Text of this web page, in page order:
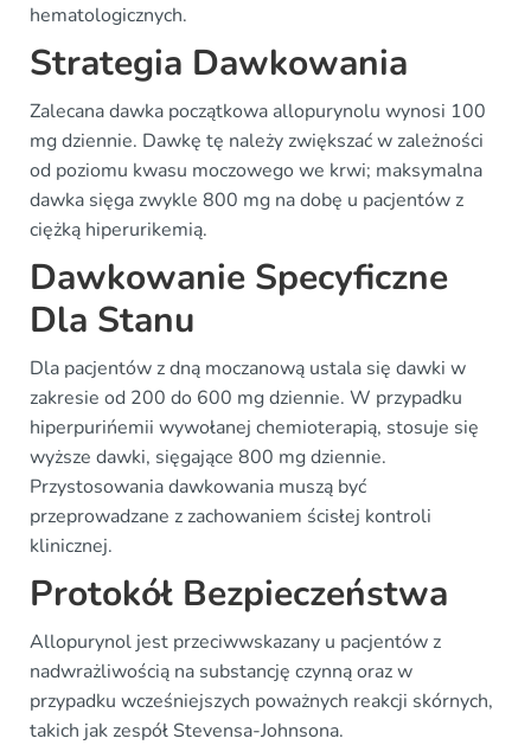
hematologicznych.
Strategia Dawkowania
Zalecana dawka początkowa allopurynolu wynosi 100
mg dziennie. Dawkę tę należy zwiększać w zależności
od poziomu kwasu moczowego we krwi; maksymalna
dawka sięga zwykle 800 mg na dobę u pacjentów z
ciężką hiperurikemią.
Dawkowanie Specyficzne
Dla Stanu
Dla pacjentów z dną moczanową ustala się dawki w
zakresie od 200 do 600 mg dziennie. W przypadku
hiperpurińemii wywołanej chemioterapią, stosuje się
wyższe dawki, sięgające 800 mg dziennie.
Przystosowania dawkowania muszą być
przeprowadzane z zachowaniem ścisłej kontroli
klinicznej.
Protokół Bezpieczeństwa
Allopurynol jest przeciwwskazany u pacjentów z
nadwrażliwością na substancję czynną oraz w
przypadku wcześniejszych poważnych reakcji skórnych,
takich jak zespół Stevensa-Johnsona.